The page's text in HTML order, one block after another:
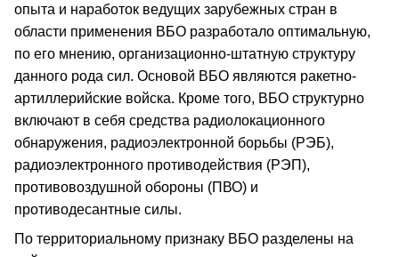
опыта и наработок ведущих зарубежных стран в
области применения ВБО разработало оптимальную,
по его мнению, организационно-штатную структуру
данного рода сил. Основой ВБО являются ракетно-
артиллерийские войска. Кроме того, ВБО структурно
включают в себя средства радиолокационного
обнаружения, радиоэлектронной борьбы (РЭБ),
радиоэлектронного противодействия (РЭП),
противовоздушной обороны (ПВО) и
противодесантные силы.
По территориальному признаку ВБО разделены на